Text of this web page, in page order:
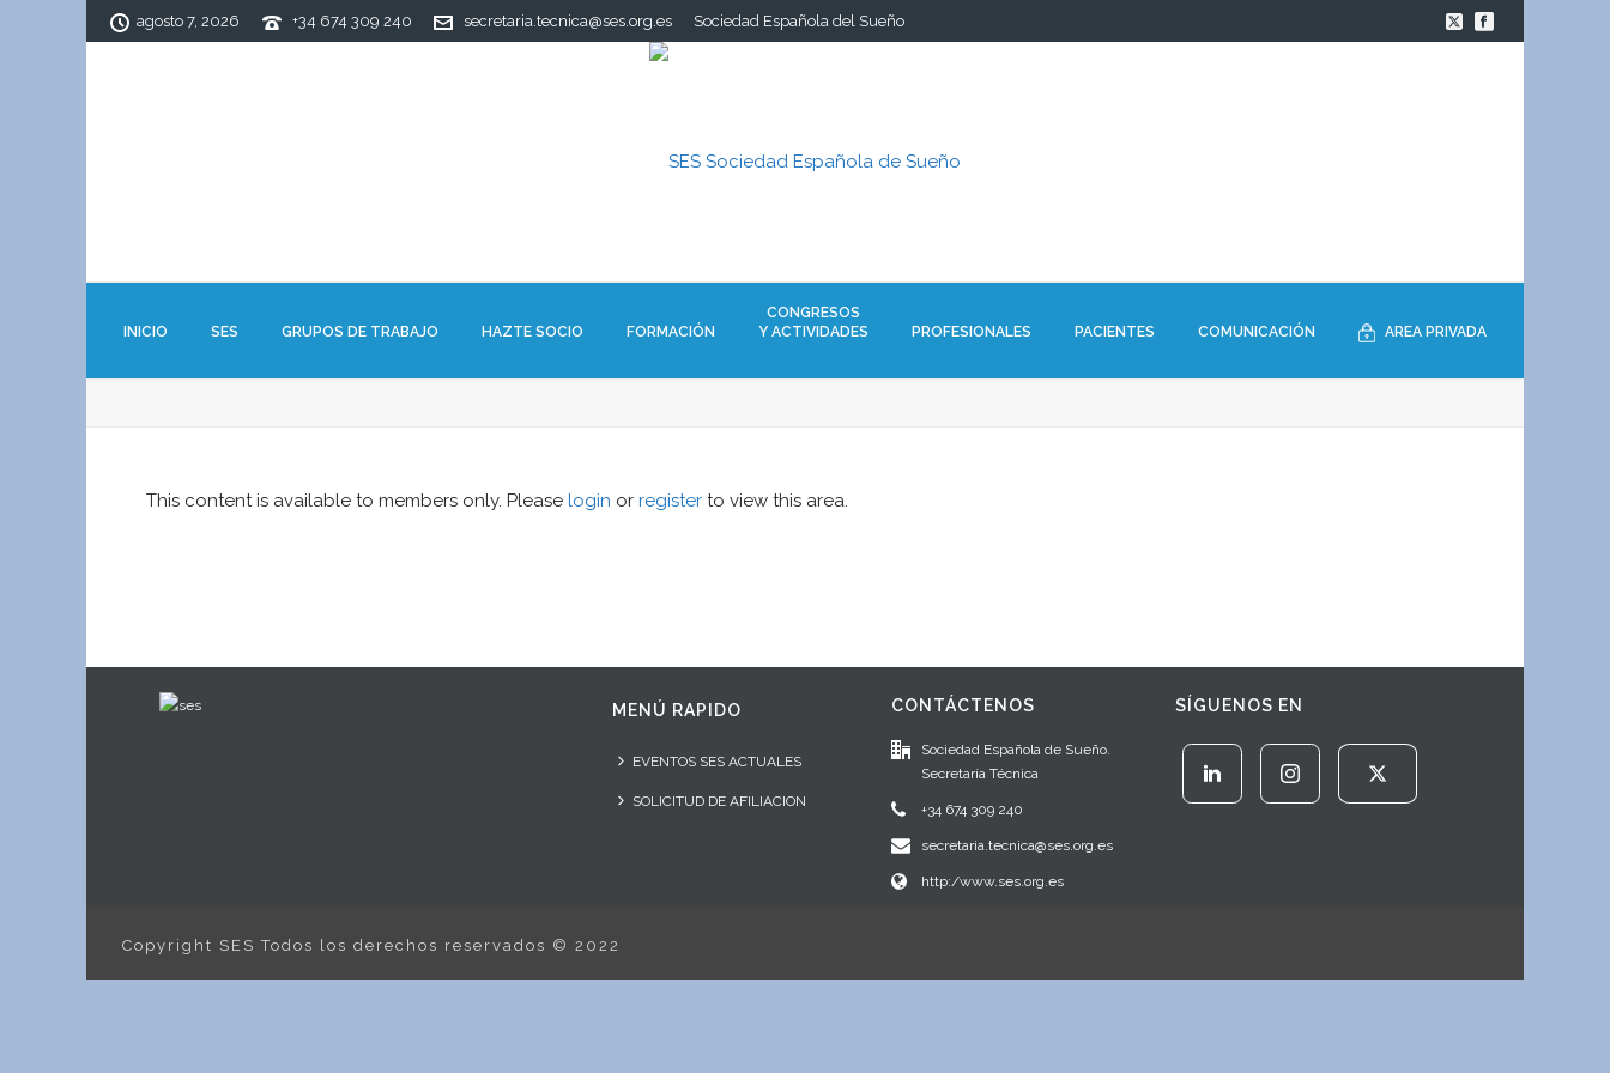
agosto 7, 2026 +34 674 309 240 secretaria.tecnica@ses.org.es Sociedad Española del Sueño
INICIO SES GRUPOS DE TRABAJO HAZTE SOCIO FORMACIÓN
CONGRESOS
Y ACTIVIDADES
PROFESIONALES PACIENTES COMUNICACIÓN AREA PRIVADA
This content is available to members only. Please login or register to view this area.
MENÚ RAPIDO
EVENTOS SES ACTUALES
SOLICITUD DE AFILIACION
CONTÁCTENOS
Sociedad Española de Sueño.
Secretaría Técnica
+34 674 309 240
secretaria.tecnica@ses.org.es
http:/www.ses.org.es
SÍGUENOS EN
Copyright SES Todos los derechos reservados © 2022